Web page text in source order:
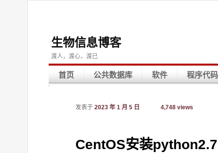
生物信息博客
渡人，渡心，渡已
首页 公共数据库 软件 程序代码
CentOS安装
发表于 2023 年 1 月 5 日 4,748 views